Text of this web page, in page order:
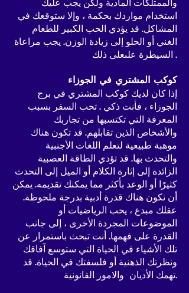
والممتلكات المادية ولكن يجب عليك
استخدام مواردك بحكمة ، وإلا ستوقعك في
المشاكل. قد يؤدي الحب الكبير للطعام
الغني أو الحلو إلى زيادة الوزن. يجب مراعاة
السيطرة علىعلى ذلك .
كوكب المشتري في الجوزاء
إذا كان لديك كوكب المشتري في برج
الجوزاء ، فأنت ذكي . تحب السفر بسبب
المعرفة التي تكتسبها من تجاربك
والأشخاص الذين تقابلهم. قد تكون هناك
موهبة طبيعية لتعلم اللغات الأجنبية
والتحدث بها. قد تؤدي الطاقة العصبية
الزائدة إلى إثارة الكلام أو الميل إلى التحدث
كثيرًا أو الوعد بأكثر مما يمكنك تقديمه. يمكن
أن تكون هناك قدرة أدبية بدرجة ملحوظة.
عقلك مبدع ، يحب الرياضيات أو
الموضوعات المجردة الأخرى ، إلى جانب
القدرة على فهمها. أنت تبحث باستمرار عن
تلك الأشياء في الحياة التي ستوسع آفاقك
ونظرتك الذهنية أو فلسفتك في الحياة. قد
تهمك الأديان والامور القانونية.